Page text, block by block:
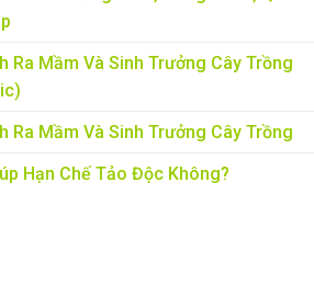
Ra Mầm Và Sinh Trưởng Cây Trồng
Ra Mầm Và Sinh Trưởng Cây Trồng
Hạn Chế Tảo Độc Không?